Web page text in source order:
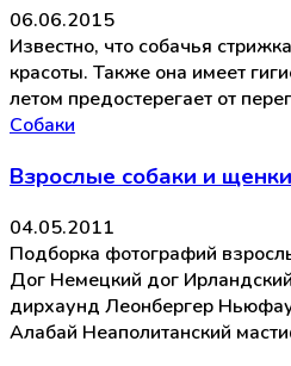
06.06.2015
Известно, что собачья
красоты. Также она имеет
летом предостерегает от
Собаки
Взрослые собаки и щенки
04.05.2011
Подборка фотографий
Дог Немецкий дог
дирхаунд Леонбергер
Алабай Неаполитанский